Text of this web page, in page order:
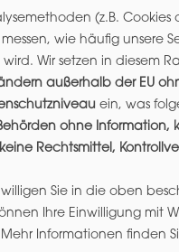
EIN PROJEKT DER QUEST
(z.B. Cookies
wie häufig unsere
Wir setzen in diesem
außerhalb der EU
ein, was
ohne Information,
Rechtsmittel,
willigen Sie in die oben
Ihre Einwilligung mit
Informationen finden